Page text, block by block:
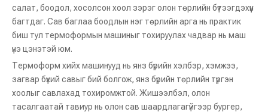
салат, боодол, хосолсон хоол зэрэг олон төрлийн бүтээгдэхүүн
багтдаг. Сав баглаа боодлын нэг төрлийн арга нь практик
биш тул термоформын машиныг тохируулах чадвар нь маш
үнэ цэнэтэй юм.
Термоформ хийх машинууд нь янз бүрийн хэлбэр, хэмжээ,
загвар бүхий савыг бий болгож, янз бүрийн төрлийн түргэн
хоолыг савлахад тохиромжтой. Жишээлбэл, олон
тасалгаатай тавиур нь олон сав шаардлагагүйгээр бургер,